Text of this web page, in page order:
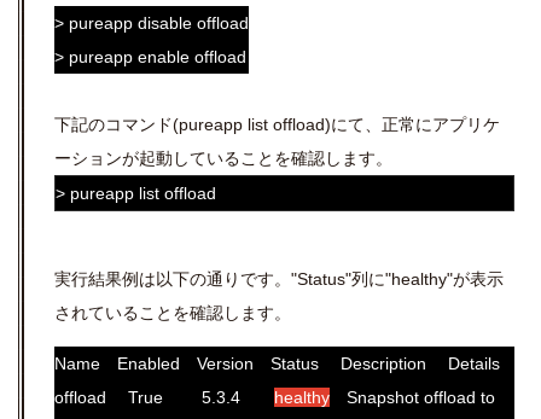
> pureapp disable offload
> pureapp enable offload
下記のコマンド(pureapp list offload)にて、正常にアプリケ
ーションが起動していることを確認します。
> pureapp list offload
実行結果例は以下の通りです。"Status"列に"healthy"が表示
されていることを確認します。
Name Enabled Version Status Description Details
offload True 5.3.4 healthy Snapshot offload to